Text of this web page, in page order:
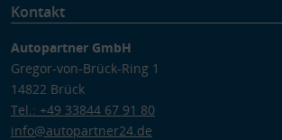
Kontakt
Autopartner GmbH
Gregor-von-Brück-Ring 1
14822 Brück
Tel.: +49 33844 67 91 80
info@autopartner24.de